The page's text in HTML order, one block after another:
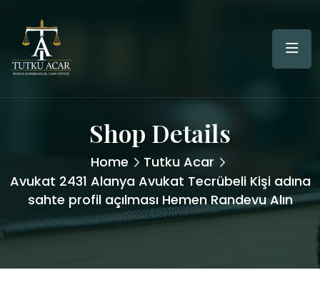
Shop Details
Home
Tutku Acar
Avukat 2431 Alanya Avukat Tecrübeli Kişi adına
sahte profil açılması Hemen Randevu Alın